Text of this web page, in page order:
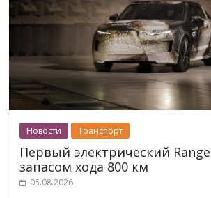
Новости Транспорт
Первый электрический Range
запасом хода 800 км
05.08.2026